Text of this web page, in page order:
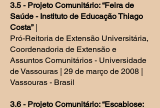
3.5 - Projeto Comunitário: “Feira de
Saúde - Instituto de Educação Thiago
Costa”|
Pró-Reitoria de Extensão Universitária,
Coordenadoria de Extensão e
Assuntos Comunitários - Universidade
de Vassouras | 29 de março de 2008 |
Vassouras - Brasil
3.6 - Projeto Comunitário: “Escabiose: